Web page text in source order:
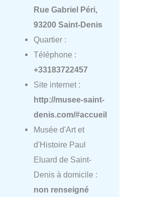
Rue Gabriel Péri,
93200 Saint-Denis
Quartier :
Téléphone :
+33183722457
Site internet :
http://musee-saint-
denis.com/#accueil
Musée d'Art et
d'Histoire Paul
Eluard de Saint-
Denis à domicile :
non renseigné